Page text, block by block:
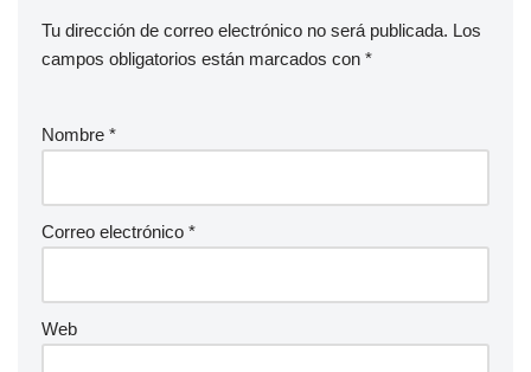
Tu dirección de correo electrónico no será publicada. Los
campos obligatorios están marcados con *
Nombre *
Correo electrónico *
Web